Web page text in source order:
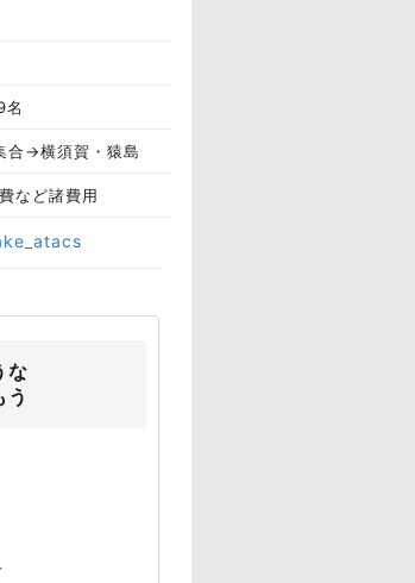
名
合→横須賀・猿島
など諸費用
な